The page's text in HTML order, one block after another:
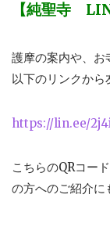
【純聖寺
護摩の案内や、お
以下のリンクから
https://lin.ee/
こちらのQRコー
の方へのご紹介に